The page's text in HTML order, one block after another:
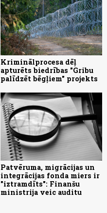
Kriminālprocesa dēļ
apturēts biedrības "Gribu
palīdzēt bēgļiem" projekts
Patvēruma, migrācijas un
integrācijas fonda miers ir
"iztramdīts": Finanšu
ministrija veic auditu